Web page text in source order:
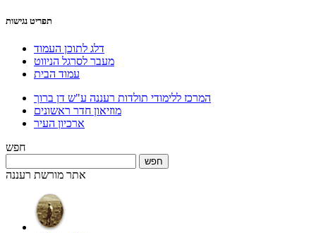
תפריט נגישות
דלג לתוכן העמוד
מעבר לסרגל הניווט
עמוד הבית
המרכז ללימודי תולדות רעננה ע"ש דן ברוך
מוזיאון חדר ראשונים
ארכיון העיר
חפש
אתר מורשת רעננה